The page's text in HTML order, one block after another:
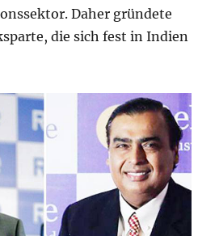
Daher gründete
die sich fest in Indien